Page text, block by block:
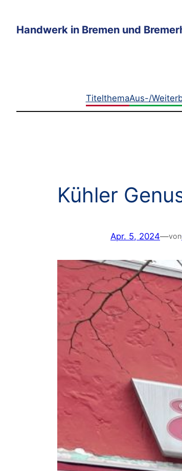
Inhalt
springen
Handwerk in Bremen und
TitelthemaAus-/
Kühler
Apr. 5, 2024—von